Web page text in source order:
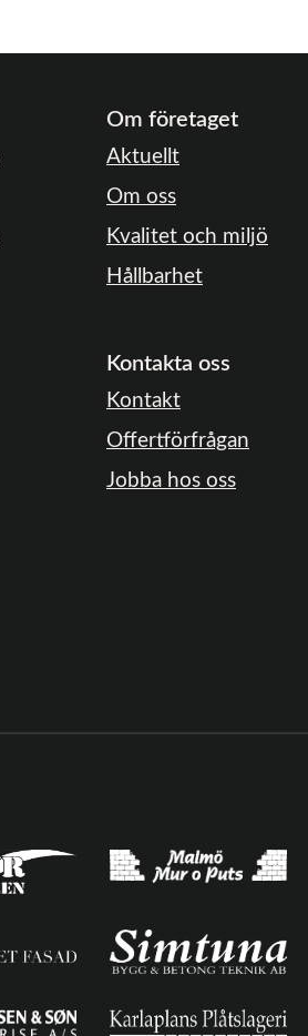
Om företaget
Aktuellt
Om oss
Kvalitet och miljö
Hållbarhet
Kontakta oss
Kontakt
Offertförfrågan
Jobba hos oss